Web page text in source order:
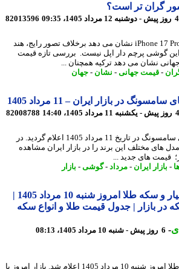
گران تر است؟
82013596
بررسی جدید قیمت جهانی iPhone 17 Pro نشان می دهد برخلاف تصور رایج، هند
گوشی پرچم دار اپل نیست. بررسی تازه قیمت
- قیمت جهانی-نشان-جهان
بازار ایران – 11 مرداد 1405
82008788
قیمت های جدید گوشی های سامسونگ در تاریخ 11 مرداد 1405 اعلام گردید. در
مختلف این برند را در بازار ایران مشاهده
های جدید ...
ایران - مرداد-گوشی-بازار
قیمت طلای 18 عیار و سکه طلا امروز شنبه 10 مرداد 1405 |
بازار | جدول قیمت طلا و انواع سکه
1405، 08:13
قیمت طلای 18 عیار و سکه طلا امروز شنبه 10 مرداد 1405 اعلام شد. بازار امروز با